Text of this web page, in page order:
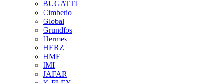
BUGATTI
Cimberio
Global
Grundfos
Hermes
HERZ
HME
IMI
JAFAR